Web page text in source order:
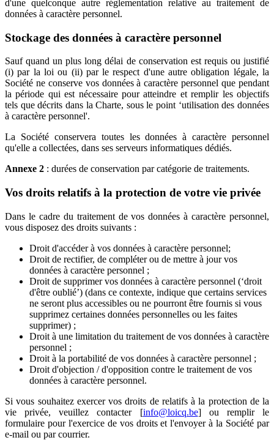
d'une quelconque autre réglementation relative au traitement de
données à caractère personnel.
Stockage des données à caractère personnel
Sauf quand un plus long délai de conservation est requis ou justifié
(i) par la loi ou (ii) par le respect d'une autre obligation légale, la
Société ne conserve vos données à caractère personnel que pendant
la période qui est nécessaire pour atteindre et remplir les objectifs
tels que décrits dans la Charte, sous le point ‘utilisation des données
à caractère personnel'.
La Société conservera toutes les données à caractère personnel
qu'elle a collectées, dans ses serveurs informatiques dédiés.
Annexe 2 : durées de conservation par catégorie de traitements.
Vos droits relatifs à la protection de votre vie privée
Dans le cadre du traitement de vos données à caractère personnel,
vous disposez des droits suivants :
Droit d'accéder à vos données à caractère personnel;
Droit de rectifier, de compléter ou de mettre à jour vos
données à caractère personnel ;
Droit de supprimer vos données à caractère personnel (‘droit
d'être oublié’) (dans ce contexte, indique que certains services
ne seront plus accessibles ou ne pourront être fournis si vous
supprimez certaines données personnelles ou les faites
supprimer) ;
Droit à une limitation du traitement de vos données à caractère
personnel ;
Droit à la portabilité de vos données à caractère personnel ;
Droit d'objection / d'opposition contre le traitement de vos
données à caractère personnel.
Si vous souhaitez exercer vos droits de relatifs à la protection de la
vie privée, veuillez contacter [info@loicq.be] ou remplir le
formulaire pour l'exercice de vos droits et l'envoyer à la Société par
e-mail ou par courrier.